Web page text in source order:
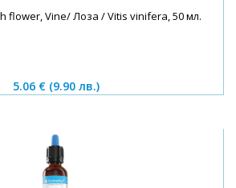
flower, Vine/ Лоза / Vitis vinifera, 50 мл.
5.06 € (9.90 лв.)